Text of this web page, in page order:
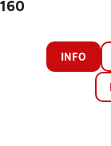
160
INFO